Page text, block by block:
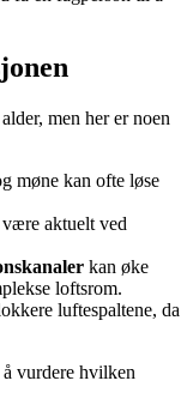
men her er noen
møne kan ofte løse
aktuelt ved
kan øke
loftsrom.
luftespaltene, da
vurdere hvilken